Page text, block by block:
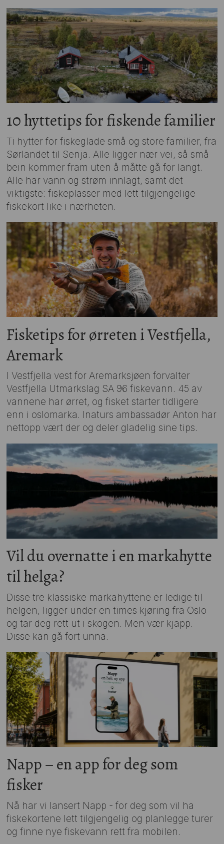
10 hyttetips for fiskende familier
Ti hytter for fiskeglade små og store familier, fra
Sørlandet til Senja. Alle ligger nær vei, så små
bein kommer fram uten å måtte gå for langt.
Alle har vann og strøm innlagt, samt det
viktigste: fiskeplasser med lett tilgjengelige
fiskekort like i nærheten.
Fisketips for ørreten i Vestfjella,
Aremark
I Vestfjella vest for Aremarksjøen forvalter
Vestfjella Utmarkslag SA 96 fiskevann. 45 av
vannene har ørret, og fisket starter tidligere
enn i oslomarka. Inaturs ambassadør Anton har
nettopp vært der og deler gladelig sine tips.
Vil du overnatte i en markahytte
til helga?
Disse tre klassiske markahyttene er ledige til
helgen, ligger under en times kjøring fra Oslo
og tar deg rett ut i skogen. Men vær kjapp.
Disse kan gå fort unna.
Napp – en app for deg som
fisker
Nå har vi lansert Napp - for deg som vil ha
fiskekortene lett tilgjengelig og planlegge turer
og finne nye fiskevann rett fra mobilen.